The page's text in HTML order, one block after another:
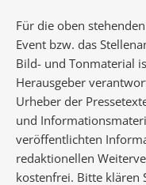
Für die oben
Event bzw. das
Bild- und Tonmaterial
Herausgeber
Urheber der
und
veröffentlichten
redaktionellen
kostenfrei. Bitte klären